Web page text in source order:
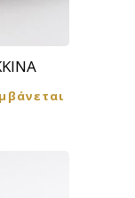
πολλαπλές